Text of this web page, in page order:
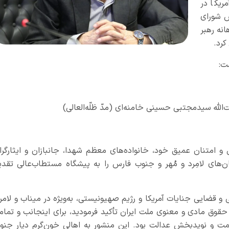
در
شورای
رهبر
سیدمجتبی حسینی خامنه‌ای (مدّ ظلّه‌العالی)
عمیق خود، خانواده‌های معظم شهدا، جانبازان و
لامِرد و مُهر و جنوب فارس را به پیشگاه مستطاب‌عالی
قضایی جنایات آمریکا و رژیم صهیونیستی، به‌ویژه در میناب و
مادی و معنوی ملت ایران تأکید فرمودید، برای اینجانب و
و نویدبخش عدالت بود. این منشور به اهالی خون‌گرم دیار